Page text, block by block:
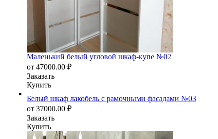
Маленький белый угловой шкаф-купе №02
от 47000.00 ₽
Заказать
Купить
Белый шкаф лакобель с рамочными фасадами №03
от 37000.00 ₽
Заказать
Купить